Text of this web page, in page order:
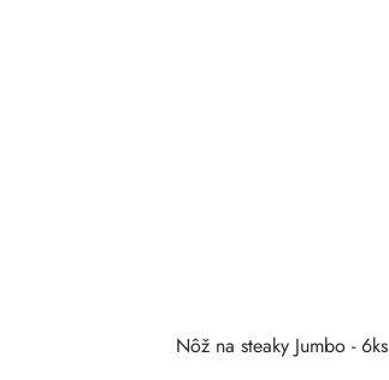
Nôž na steaky Jumbo - 6ks